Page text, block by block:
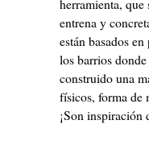
herramienta, que
entrena y
están basados
los barrios
construido una
físicos, forma de
¡Son inspiración